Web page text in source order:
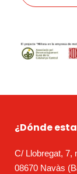
¿Dónde
C/ Llobregat, 7,
08670 Navàs